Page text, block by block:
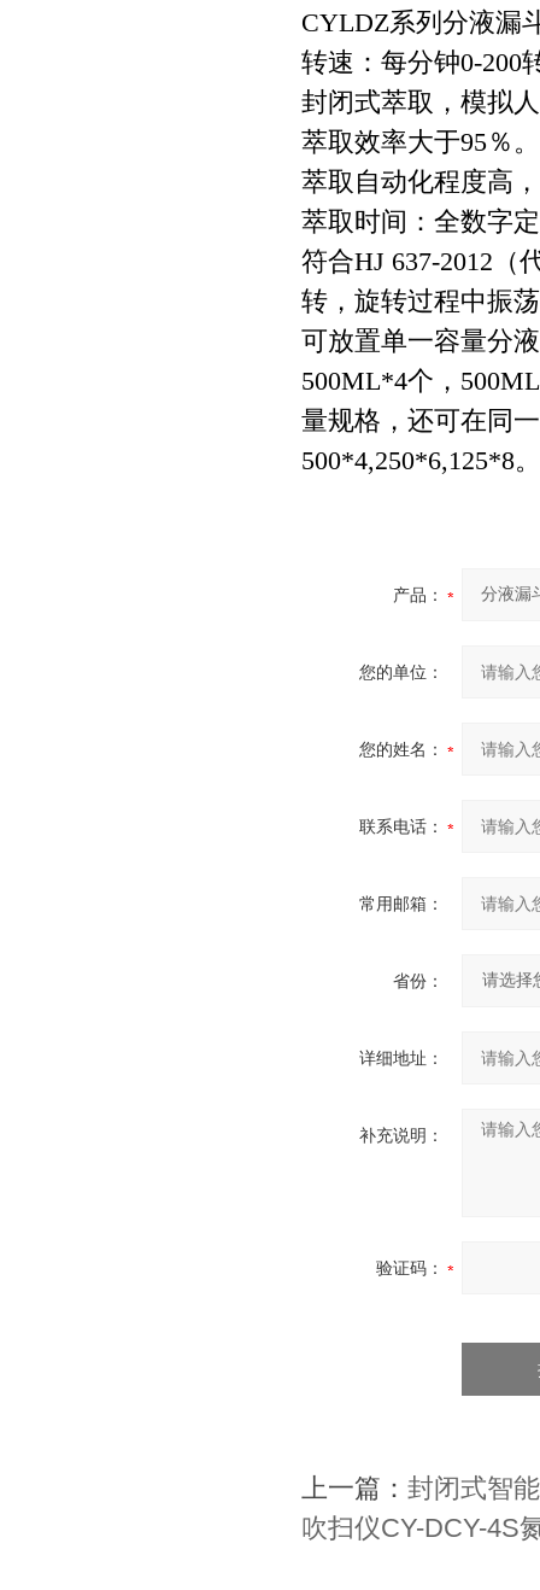
CYLDZ系列分液漏
转速：每分钟0-200
封闭式萃取，模拟
萃取效率大于95％
萃取自动化程度高
萃取时间：全数字
符合HJ 637-2012（
转，旋转过程中振
可放置单一容量分
500ML*4个，
量规格，还可在同
500*4,250*6,125*8。
产品：
您的单位：
您的姓名：
联系电话：
常用邮箱：
省份：
详细地址：
补充说明：
验证码：
上一篇： 封闭式智
吹扫仪CY-DCY-4S